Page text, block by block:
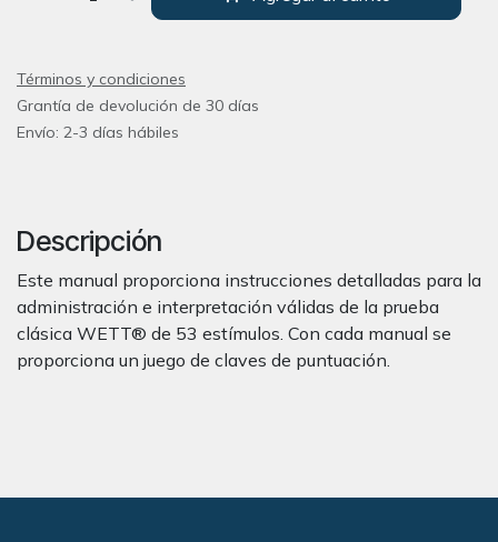
Términos y condiciones
Grantía de devolución de 30 días
Envío: 2-3 días hábiles
Descripción
Este manual proporciona instrucciones detalladas para la
administración e interpretación válidas de la prueba
clásica WETT® de 53 estímulos. Con cada manual se
proporciona un juego de claves de puntuación.